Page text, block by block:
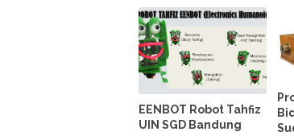
EENBOT Robot Tahfiz
UIN SGD Bandung